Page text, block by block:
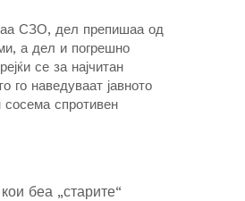
R
I
D
M
K
СЗО, дел препишаа од
а дел и погрешно
се за најчитан
го наведуваат јавното
спротивен
беа „старите“